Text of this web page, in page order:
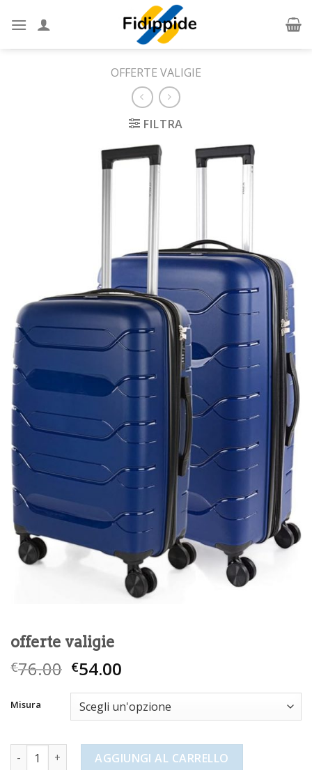
OFFERTE VALIGIE
FILTRA
offerte valigie
€76.00 €54.00
Misura
offerte valigie quantitàAGGIUNGI AL CARRELLO